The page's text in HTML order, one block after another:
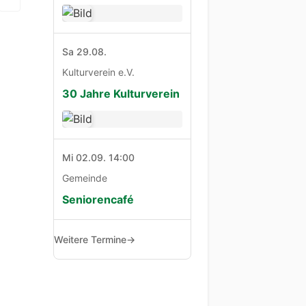
Sa 29.08.
Kulturverein e.V.
30 Jahre Kulturverein
Mi 02.09. 14:00
Gemeinde
Seniorencafé
Weitere Termine→